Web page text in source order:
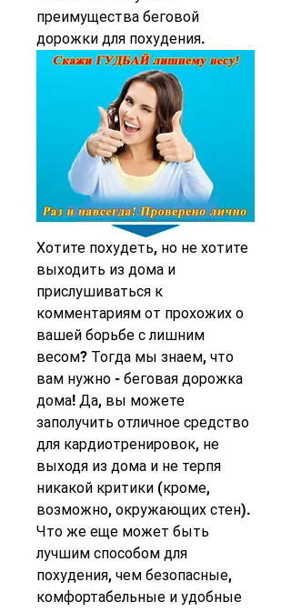
преимущества беговой
дорожки для похудения.
Хотите похудеть, но не хотите
выходить из дома и
прислушиваться к
комментариям от прохожих о
вашей борьбе с лишним
весом? Тогда мы знаем, что
вам нужно - беговая дорожка
дома! Да, вы можете
заполучить отличное средство
для кардиотренировок, не
выходя из дома и не терпя
никакой критики (кроме,
возможно, окружающих стен).
Что же еще может быть
лучшим способом для
похудения, чем безопасные,
комфортабельные и удобные